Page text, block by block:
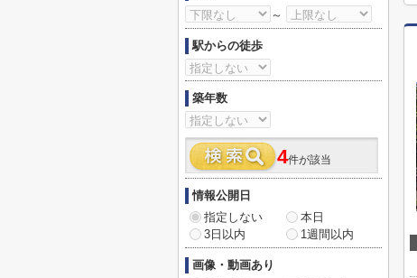
～
駅からの徒歩
築年数
4件が該当
情報公開日
指定しない
本日
3日以内
1週間以内
画像・動画あり